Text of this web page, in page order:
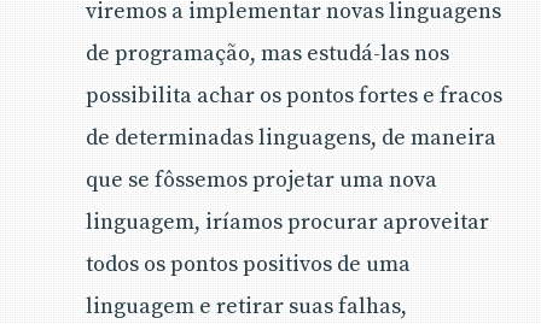
viremos a implementar novas linguagens
de programação, mas estudá-las nos
possibilita achar os pontos fortes e fracos
de determinadas linguagens, de maneira
que se fôssemos projetar uma nova
linguagem, iríamos procurar aproveitar
todos os pontos positivos de uma
linguagem e retirar suas falhas,